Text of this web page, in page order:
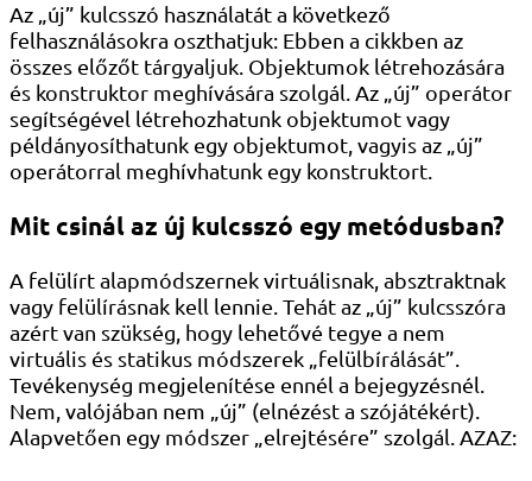
Az „új” kulcsszó használatát a következő
felhasználásokra oszthatjuk: Ebben a cikkben az
összes előzőt tárgyaljuk. Objektumok létrehozására
és konstruktor meghívására szolgál. Az „új” operátor
segítségével létrehozhatunk objektumot vagy
példányosíthatunk egy objektumot, vagyis az „új”
operátorral meghívhatunk egy konstruktort.
Mit csinál az új kulcsszó egy metódusban?
A felülírt alapmódszernek virtuálisnak, absztraktnak
vagy felülírásnak kell lennie. Tehát az „új” kulcsszóra
azért van szükség, hogy lehetővé tegye a nem
virtuális és statikus módszerek „felülbírálását”.
Tevékenység megjelenítése ennél a bejegyzésnél.
Nem, valójában nem „új” (elnézést a szójátékért).
Alapvetően egy módszer „elrejtésére” szolgál. AZAZ: